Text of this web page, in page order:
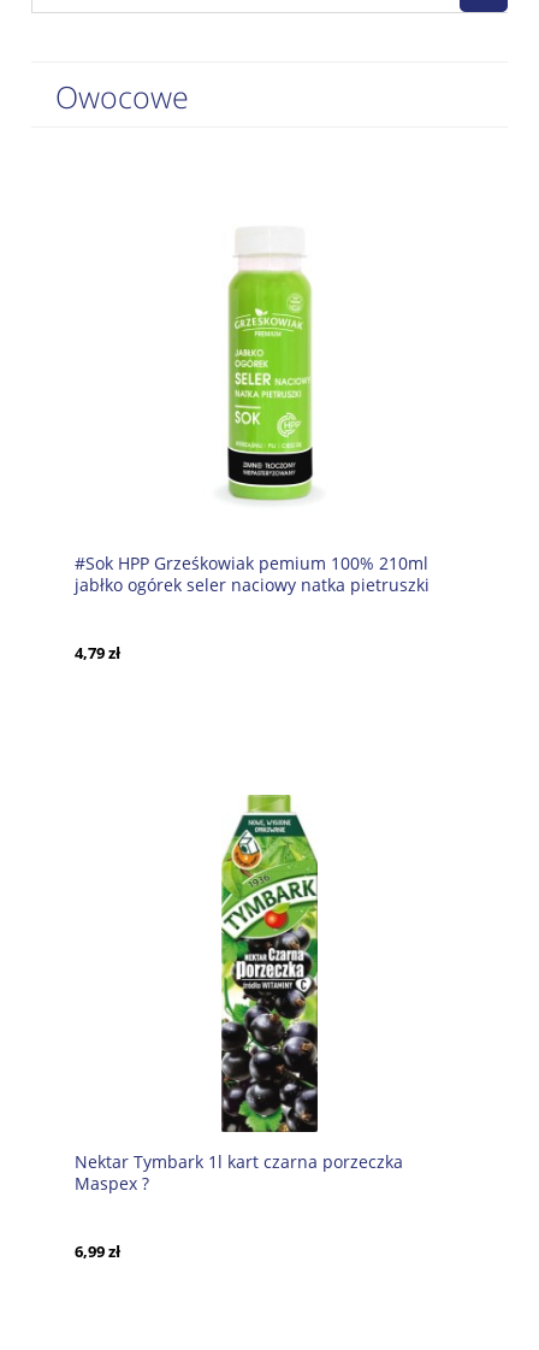
Owocowe
#Sok HPP Grześkowiak pemium 100% 210ml
jabłko ogórek seler naciowy natka pietruszki
4,79 zł
Nektar Tymbark 1l kart czarna porzeczka
Maspex ?
6,99 zł